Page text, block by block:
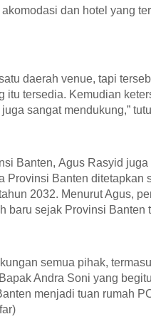
dan hotel yang
daerah venue, tapi
itu tersedia. Kemudian
sangat mendukung,”
Banten, Agus Rasyid juga
Provinsi Banten ditetapkan
2032. Menurut Agus,
baru sejak Provinsi Banten
semua pihak,
Andra Soni yang
menjadi tuan rumah